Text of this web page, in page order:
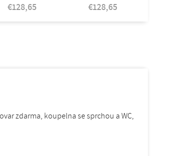
€128,65 €128,65
zdarma, koupelna se sprchou a WC,